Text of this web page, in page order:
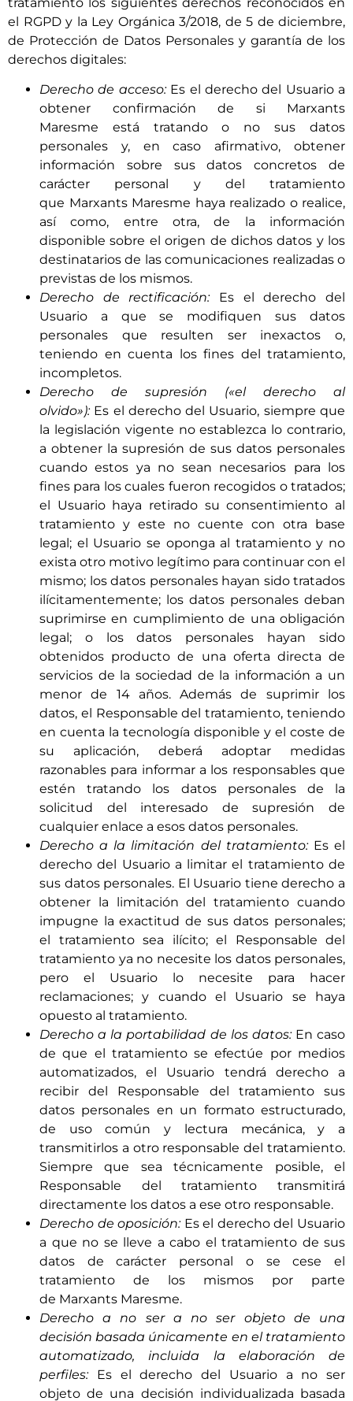
el RGPD y la Ley Orgánica 3/2018, de 5 de diciembre,
de Protección de Datos Personales y garantía de los
derechos digitales:
Derecho de acceso:Es el derecho del Usuario a
obtener confirmación de si Marxants
Maresme está tratando o no sus datos
personales y, en caso afirmativo, obtener
información sobre sus datos concretos de
carácter personal y del tratamiento
que Marxants Maresme haya realizado o realice,
así como, entre otra, de la información
disponible sobre el origen de dichos datos y los
destinatarios de las comunicaciones realizadas o
previstas de los mismos.
Derecho de rectificación:Es el derecho del
Usuario a que se modifiquen sus datos
personales que resulten ser inexactos o,
teniendo en cuenta los fines del tratamiento,
incompletos.
Derecho de supresión («el derecho al
olvido»):Es el derecho del Usuario, siempre que
la legislación vigente no establezca lo contrario,
a obtener la supresión de sus datos personales
cuando estos ya no sean necesarios para los
fines para los cuales fueron recogidos o tratados;
el Usuario haya retirado su consentimiento al
tratamiento y este no cuente con otra base
legal; el Usuario se oponga al tratamiento y no
exista otro motivo legítimo para continuar con el
mismo; los datos personales hayan sido tratados
ilícitamentemente; los datos personales deban
suprimirse en cumplimiento de una obligación
legal; o los datos personales hayan sido
obtenidos producto de una oferta directa de
servicios de la sociedad de la información a un
menor de 14 años. Además de suprimir los
datos, el Responsable del tratamiento, teniendo
en cuenta la tecnología disponible y el coste de
su aplicación, deberá adoptar medidas
razonables para informar a los responsables que
estén tratando los datos personales de la
solicitud del interesado de supresión de
cualquier enlace a esos datos personales.
Derecho a la limitación del tratamiento:Es el
derecho del Usuario a limitar el tratamiento de
sus datos personales. El Usuario tiene derecho a
obtener la limitación del tratamiento cuando
impugne la exactitud de sus datos personales;
el tratamiento sea ilícito; el Responsable del
tratamiento ya no necesite los datos personales,
pero el Usuario lo necesite para hacer
reclamaciones; y cuando el Usuario se haya
opuesto al tratamiento.
Derecho a la portabilidad de los datos:En caso
de que el tratamiento se efectúe por medios
automatizados, el Usuario tendrá derecho a
recibir del Responsable del tratamiento sus
datos personales en un formato estructurado,
de uso común y lectura mecánica, y a
transmitirlos a otro responsable del tratamiento.
Siempre que sea técnicamente posible, el
Responsable del tratamiento transmitirá
directamente los datos a ese otro responsable.
Derecho de oposición:Es el derecho del Usuario
a que no se lleve a cabo el tratamiento de sus
datos de carácter personal o se cese el
tratamiento de los mismos por parte
de Marxants Maresme.
Derecho a no ser a no ser objeto de una
decisión basada únicamente en el tratamiento
automatizado, incluida la elaboración de
perfiles:Es el derecho del Usuario a no ser
objeto de una decisión individualizada basada